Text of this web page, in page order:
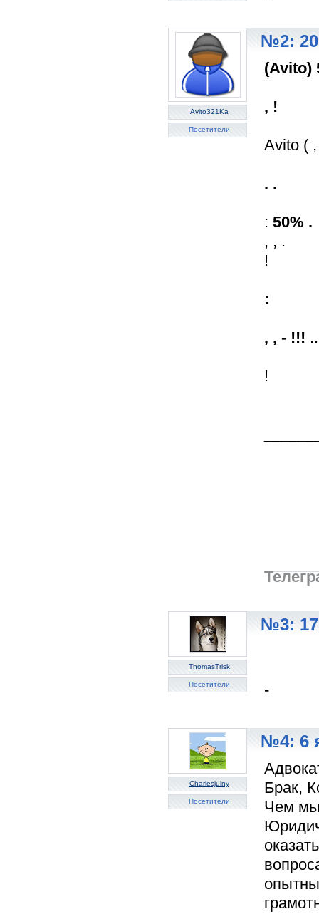
Avito321Ka
Посетители
№2: 20
(Avito)
, !
Avito (
. .
: 50% .
, , .
!
:
, , - !!!
!
ThomasTrisk
Посетители
№3: 17
-
Charlesjuiny
Посетители
№4: 6
Брак,
Чем мы